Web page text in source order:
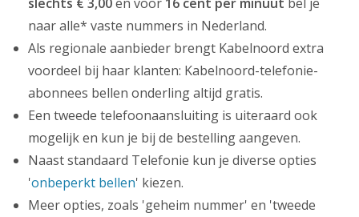
naar alle* vaste nummers in Nederland.
Als regionale aanbieder brengt Kabelnoord extra
voordeel bij haar klanten: Kabelnoord-telefonie-
abonnees bellen onderling altijd gratis.
Een tweede telefoonaansluiting is uiteraard ook
mogelijk en kun je bij de bestelling aangeven.
Naast standaard Telefonie kun je diverse opties
'onbeperkt bellen' kiezen.
Meer opties, zoals 'geheim nummer' en 'tweede